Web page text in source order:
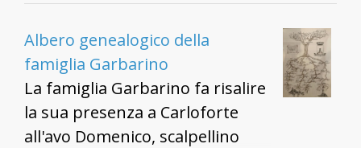
Albero genealogico della
famiglia Garbarino
La famiglia Garbarino fa risalire
la sua presenza a Carloforte
all'avo Domenico, scalpellino